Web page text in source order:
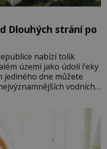
Dlouhých strání po
nabízí tolik
území jako údolí řeky
jediného dne můžete
vodních
poznáváním památek ve